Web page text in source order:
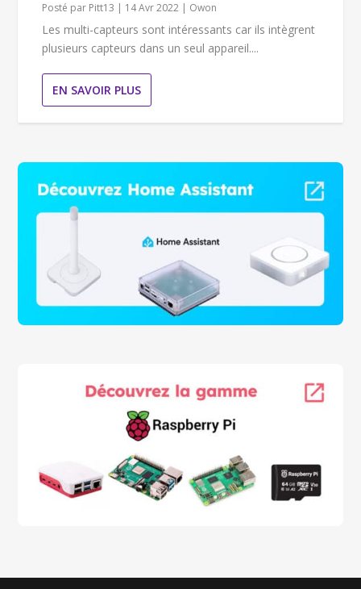
Posté par Pitt13 | 14 Avr 2022 | Owon
Les multi-capteurs sont intéressants car ils intègrent
plusieurs capteurs dans un seul appareil....
EN SAVOIR PLUS